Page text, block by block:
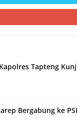
Tapteng
Bergabung ke